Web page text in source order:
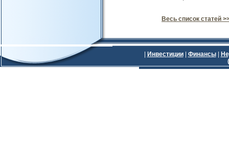
Весь список статей
Инвестиции| Финансы|